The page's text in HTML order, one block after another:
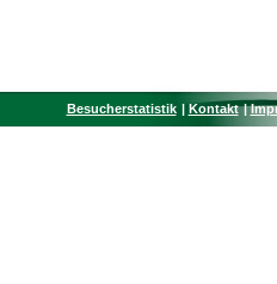
Besucherstatistik Kontakt